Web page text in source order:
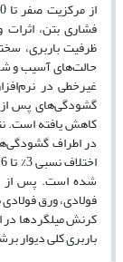
فشاری بتن،
ظرفیت باربری،
حالت‌های آسیب و
گشودگی‌های پس از
کاهش یافته است.
در اطراف
شده است. پس از
فولادی، ورق
کرنش میلگردها
باربری کلی دیوار